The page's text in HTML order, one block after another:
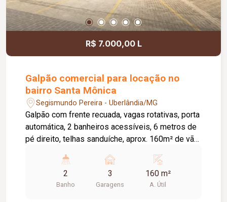
R$ 7.000,00 L
Galpão comercial para locação no
bairro Santa Mônica
Segismundo Pereira - Uberlândia/MG
Galpão com frente recuada, vagas rotativas, porta
automática, 2 banheiros acessíveis, 6 metros de
pé direito, telhas sanduíche, aprox. 160m² de vão
2
Banho
3
Garagens
160 m²
A. Útil